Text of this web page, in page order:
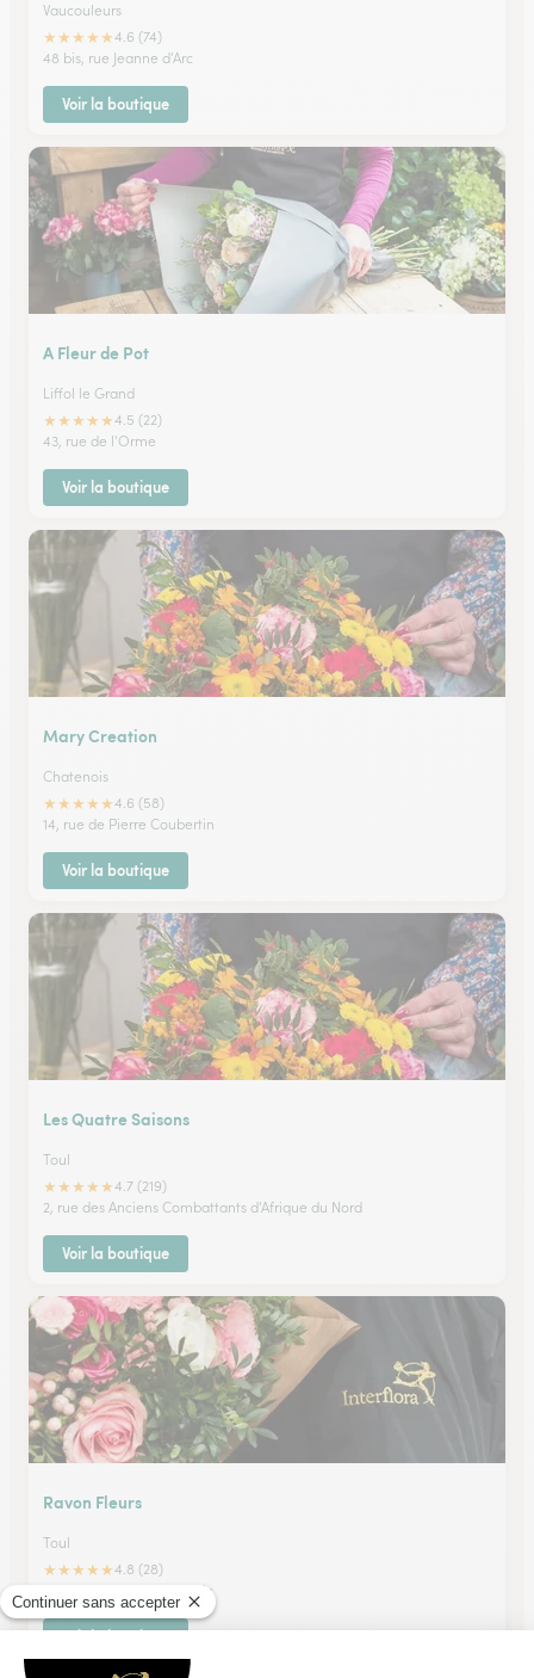
Vaucouleurs
★★★★★4.6 (74)
48 bis, rue Jeanne d'Arc
Voir la boutique
A Fleur de Pot
Liffol le Grand
★★★★★4.5 (22)
43, rue de l'Orme
Voir la boutique
Mary Creation
Chatenois
★★★★★4.6 (58)
14, rue de Pierre Coubertin
Voir la boutique
Les Quatre Saisons
Toul
★★★★★4.7 (219)
2, rue des Anciens Combattants d'Afrique du Nord
Voir la boutique
Ravon Fleurs
Toul
★★★★★4.8 (28)
17, place des Trois Evéchés
Voir la boutique